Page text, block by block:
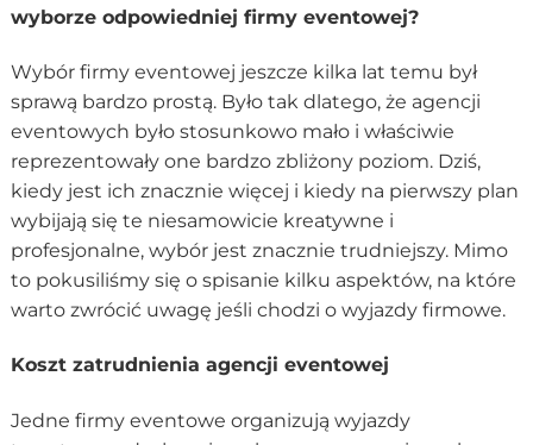
wyborze odpowiedniej firmy eventowej?
Wybór firmy eventowej jeszcze kilka lat temu był
sprawą bardzo prostą. Było tak dlatego, że agencji
eventowych było stosunkowo mało i właściwie
reprezentowały one bardzo zbliżony poziom. Dziś,
kiedy jest ich znacznie więcej i kiedy na pierwszy plan
wybijają się te niesamowicie kreatywne i
profesjonalne, wybór jest znacznie trudniejszy. Mimo
to pokusiliśmy się o spisanie kilku aspektów, na które
warto zwrócić uwagę jeśli chodzi o wyjazdy firmowe.
Koszt zatrudnienia agencji eventowej
Jedne firmy eventowe organizują wyjazdy